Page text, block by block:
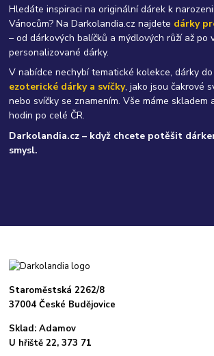
Hledáte inspiraci na originální dárek k
Vánocům? Na Darkolandia.cz najdete dárky
– od dárkových balíčků a mýdlových růží až po
personalizované dárky.
V nabídce nechybí tematické kolekce, dárky
ezoterické dárky a svíčky, jako jsou čakrové
nebo svíčky se znamením. Vše máme skladem
hodin po celé ČR.
Darkolandia.cz – když chcete potěšit
smysl.
Staroměstská 2262/8
37004 České Budějovice
Sklad: Adamov
U hřiště 22, 373 71